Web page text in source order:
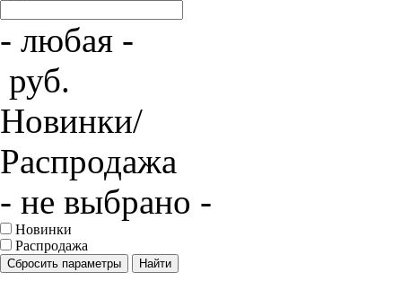
- любая -
руб.
Новинки/
Распродажа
- не выбрано -
Новинки
Распродажа
Сбросить параметры Найти